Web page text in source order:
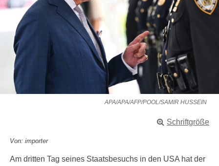
APA/APA/AFP/POOL/SAMIR HUSSEIN
Schriftgröße
Von: importer
Am dritten Tag seines Staatsbesuchs in den USA hat der